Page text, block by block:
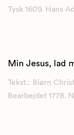
Tysk 1609. Hans
Min Jesus, lad
Tekst.: Biørn
Bearbejdet 1778.